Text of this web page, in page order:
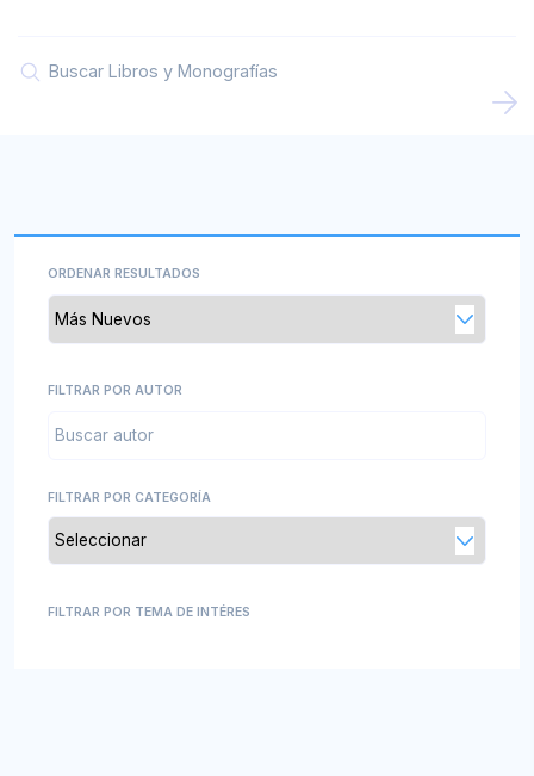
Documentos descargables
ORDENAR RESULTADOS
FILTRAR POR AUTOR
FILTRAR POR CATEGORÍA
FILTRAR POR TEMA DE INTÉRES